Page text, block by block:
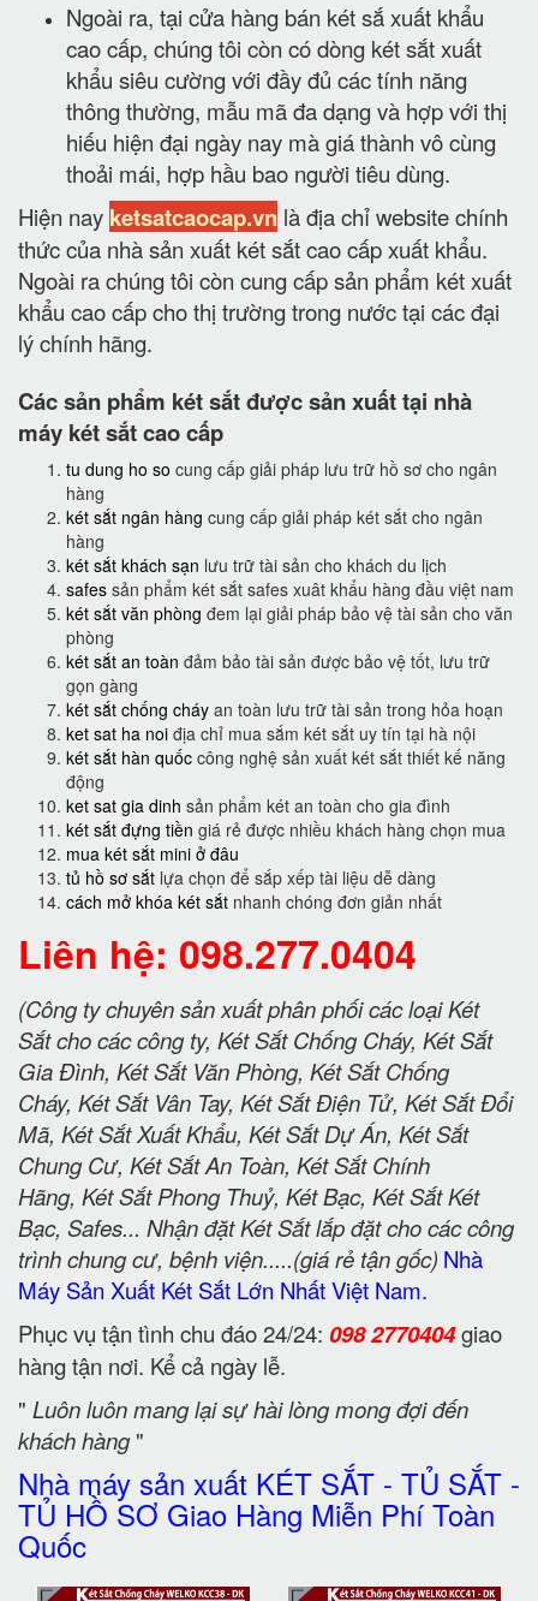
Ngoài ra, tại cửa hàng bán két sắ xuất khẩu
cao cấp, chúng tôi còn có dòng két sắt xuất
khẩu siêu cường với đầy đủ các tính năng
thông thường, mẫu mã đa dạng và hợp với thị
hiếu hiện đại ngày nay mà giá thành vô cùng
thoải mái, hợp hầu bao người tiêu dùng.
Hiện nay ketsatcaocap.vn là địa chỉ website chính
thức của nhà sản xuất két sắt cao cấp xuất khẩu.
Ngoài ra chúng tôi còn cung cấp sản phẩm két xuất
khẩu cao cấp cho thị trường trong nước tại các đại
lý chính hãng.
Các sản phẩm két sắt được sản xuất tại nhà
máy két sắt cao cấp
tu dung ho so cung cấp giải pháp lưu trữ hồ sơ cho ngân
hàng
két sắt ngân hàng cung cấp giải pháp két sắt cho ngân
hàng
két sắt khách sạn lưu trữ tài sản cho khách du lịch
safes sản phẩm két sắt safes xuât khẩu hàng đầu việt nam
két sắt văn phòng đem lại giải pháp bảo vệ tài sản cho văn
phòng
két sắt an toàn đảm bảo tài sản được bảo vệ tốt, lưu trữ
gọn gàng
két sắt chống cháy an toàn lưu trữ tài sản trong hỏa hoạn
ket sat ha noi địa chỉ mua sắm két sắt uy tín tại hà nội
két sắt hàn quốc công nghệ sản xuất két sắt thiết kế năng
động
ket sat gia dinh sản phẩm két an toàn cho gia đình
két sắt đựng tiền giá rẻ được nhiều khách hàng chọn mua
mua két sắt mini ở đâu
tủ hồ sơ sắt lựa chọn để sắp xếp tài liệu dễ dàng
cách mở khóa két sắt nhanh chóng đơn giản nhất
Liên hệ: 098.277.0404
(Công ty chuyên sản xuất phân phối các loại Két
Sắt cho các công ty, Két Sắt Chống Cháy, Két Sắt
Gia Đình, Két Sắt Văn Phòng, Két Sắt Chống
Cháy, Két Sắt Vân Tay, Két Sắt Điện Tử, Két Sắt Đổi
Mã, Két Sắt Xuất Khẩu, Két Sắt Dự Án, Két Sắt
Chung Cư, Két Sắt An Toàn, Két Sắt Chính
Hãng, Két Sắt Phong Thuỷ, Két Bạc, Két Sắt Két
Bạc, Safes... Nhận đặt Két Sắt lắp đặt cho các công
trình chung cư, bệnh viện.....(giá rẻ tận gốc) Nhà
Máy Sản Xuất Két Sắt Lớn Nhất Việt Nam.
Phục vụ tận tình chu đáo 24/24: 098 2770404giao
hàng tận nơi. Kể cả ngày lễ.
" Luôn luôn mang lại sự hài lòng mong đợi đến
khách hàng"
Nhà máy sản xuất KÉT SẮT - TỦ SẮT -
TỦ HỒ SƠ Giao Hàng Miễn Phí Toàn
Quốc